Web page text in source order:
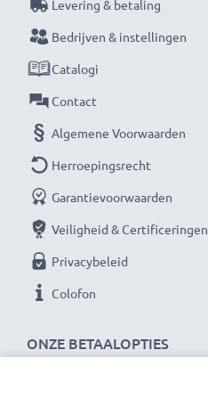
ONZE BETAALOPTIES
Levering & betaling
Bedrijven & instellingen
Catalogi
Contact
Algemene Voorwaarden
Herroepingsrecht
Garantievoorwaarden
Veiligheid & Certificeringen
Privacybeleid
Colofon